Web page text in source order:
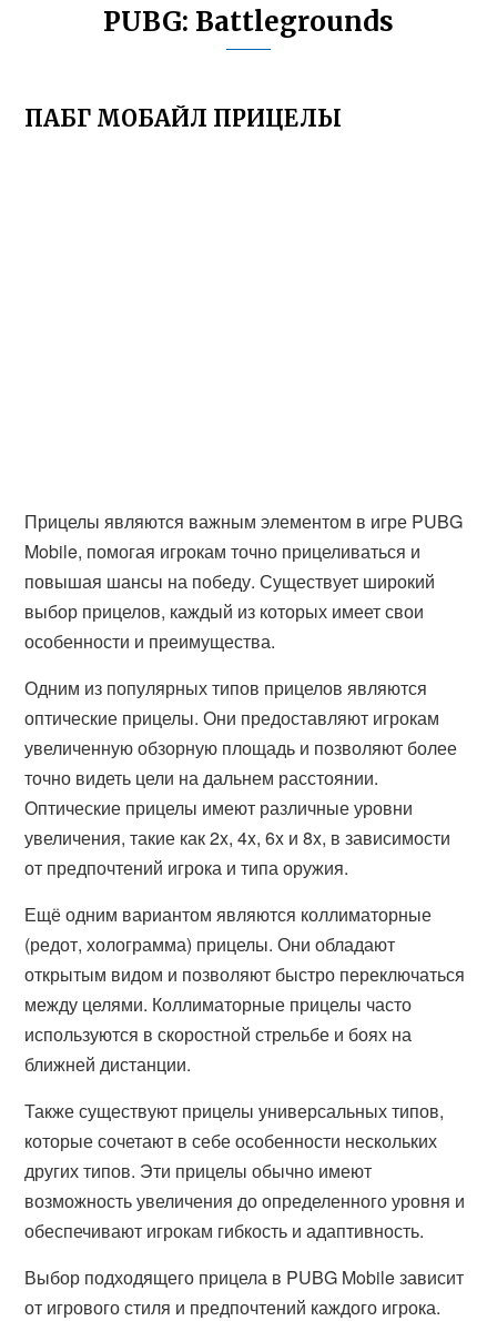
PUBG: Battlegrounds
ПАБГ МОБАЙЛ ПРИЦЕЛЫ
Прицелы являются важным элементом в игре PUBG
Mobile, помогая игрокам точно прицеливаться и
повышая шансы на победу. Существует широкий
выбор прицелов, каждый из которых имеет свои
особенности и преимущества.
Одним из популярных типов прицелов являются
оптические прицелы. Они предоставляют игрокам
увеличенную обзорную площадь и позволяют более
точно видеть цели на дальнем расстоянии.
Оптические прицелы имеют различные уровни
увеличения, такие как 2x, 4x, 6x и 8x, в зависимости
от предпочтений игрока и типа оружия.
Ещё одним вариантом являются коллиматорные
(редот, холограмма) прицелы. Они обладают
открытым видом и позволяют быстро переключаться
между целями. Коллиматорные прицелы часто
используются в скоростной стрельбе и боях на
ближней дистанции.
Также существуют прицелы универсальных типов,
которые сочетают в себе особенности нескольких
других типов. Эти прицелы обычно имеют
возможность увеличения до определенного уровня и
обеспечивают игрокам гибкость и адаптивность.
Выбор подходящего прицела в PUBG Mobile зависит
от игрового стиля и предпочтений каждого игрока.